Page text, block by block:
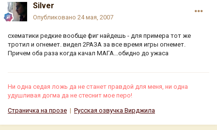
Silver
Опубликовано 24 мая, 2007
схематики редкие вообще фиг найдешь - для примера тот же
тротил и огнемет. видел 2РАЗА за все время игры огнемет.
Причем оба раза когда качал МАГА...обидно до ужаса
Ни одна седая ложь да не станет правдой для меня, ни одна
удушливая догма да не стеснит мое перо!
Страничка на прозе | Русская озвучка Вирджила